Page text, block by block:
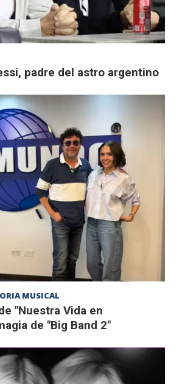
padre del astro argentino
MUSICAL
"Nuestra Vida en
de "Big Band 2"